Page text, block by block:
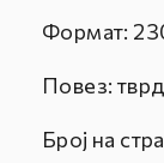
Формат:
Повез: тврд
Број на